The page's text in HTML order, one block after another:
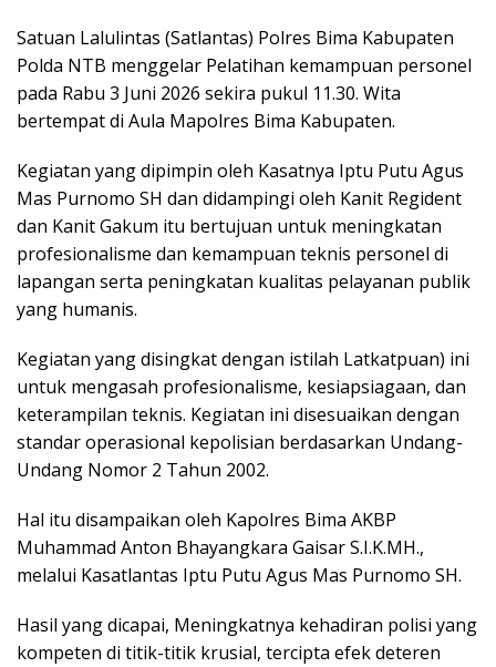
Satuan Lalulintas (Satlantas) Polres Bima Kabupaten
Polda NTB menggelar Pelatihan kemampuan personel
pada Rabu 3 Juni 2026 sekira pukul 11.30. Wita
bertempat di Aula Mapolres Bima Kabupaten.
Kegiatan yang dipimpin oleh Kasatnya Iptu Putu Agus
Mas Purnomo SH dan didampingi oleh Kanit Regident
dan Kanit Gakum itu bertujuan untuk meningkatan
profesionalisme dan kemampuan teknis personel di
lapangan serta peningkatan kualitas pelayanan publik
yang humanis.
Kegiatan yang disingkat dengan istilah Latkatpuan) ini
untuk mengasah profesionalisme, kesiapsiagaan, dan
keterampilan teknis. Kegiatan ini disesuaikan dengan
standar operasional kepolisian berdasarkan Undang-
Undang Nomor 2 Tahun 2002.
Hal itu disampaikan oleh Kapolres Bima AKBP
Muhammad Anton Bhayangkara Gaisar S.I.K.MH.,
melalui Kasatlantas Iptu Putu Agus Mas Purnomo SH.
Hasil yang dicapai, Meningkatnya kehadiran polisi yang
kompeten di titik-titik krusial, tercipta efek deteren